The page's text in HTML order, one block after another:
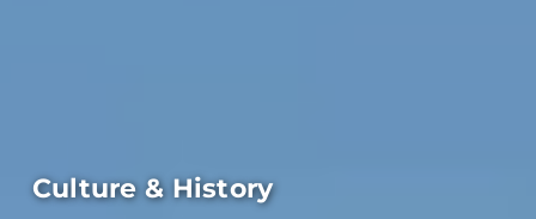
Culture & History